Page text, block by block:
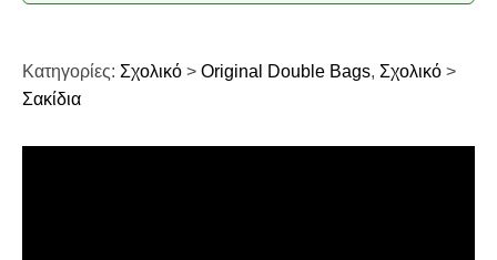
Κατηγορίες: Σχολικό > Original Double Bags, Σχολικό >
Σακίδια